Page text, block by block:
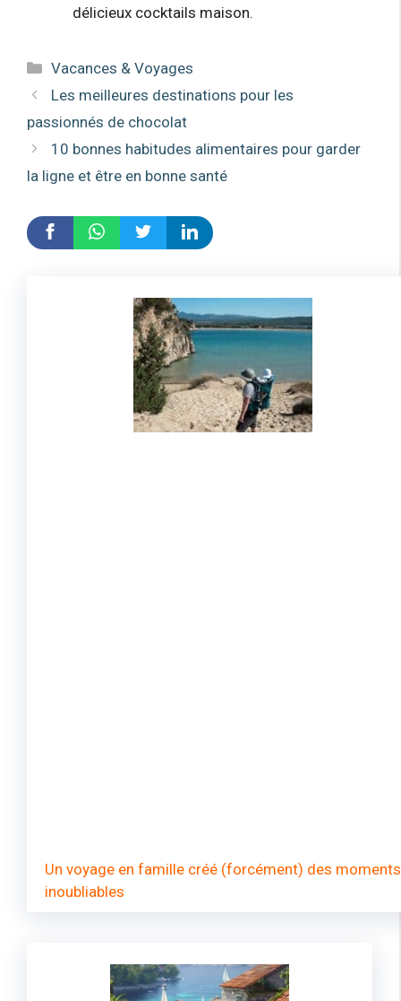
délicieux cocktails maison.
Catégories
Vacances & Voyages
Les meilleures destinations pour les
passionnés de chocolat
10 bonnes habitudes alimentaires pour garder
la ligne et être en bonne santé
Un voyage en famille créé (forcément) des moments
inoubliables